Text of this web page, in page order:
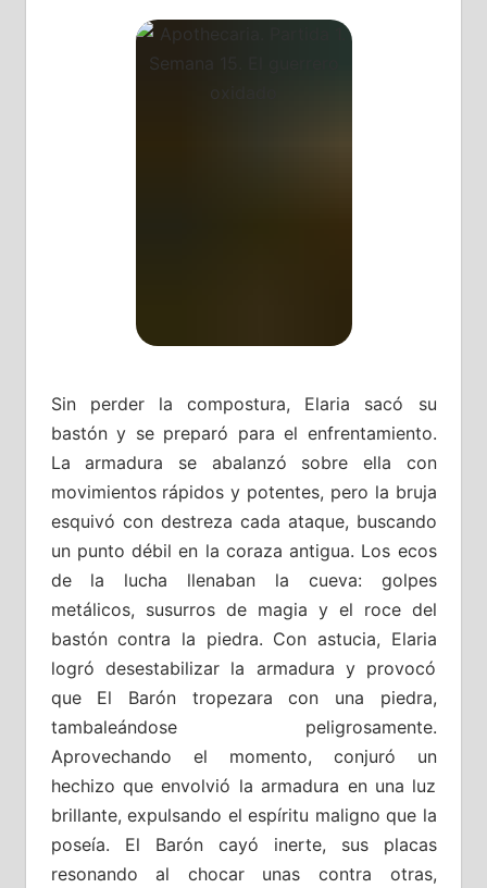
Sin perder la compostura, Elaria sacó su
bastón y se preparó para el enfrentamiento.
La armadura se abalanzó sobre ella con
movimientos rápidos y potentes, pero la bruja
esquivó con destreza cada ataque, buscando
un punto débil en la coraza antigua. Los ecos
de la lucha llenaban la cueva: golpes
metálicos, susurros de magia y el roce del
bastón contra la piedra. Con astucia, Elaria
logró desestabilizar la armadura y provocó
que El Barón tropezara con una piedra,
tambaleándose peligrosamente.
Aprovechando el momento, conjuró un
hechizo que envolvió la armadura en una luz
brillante, expulsando el espíritu maligno que la
poseía. El Barón cayó inerte, sus placas
resonando al chocar unas contra otras,